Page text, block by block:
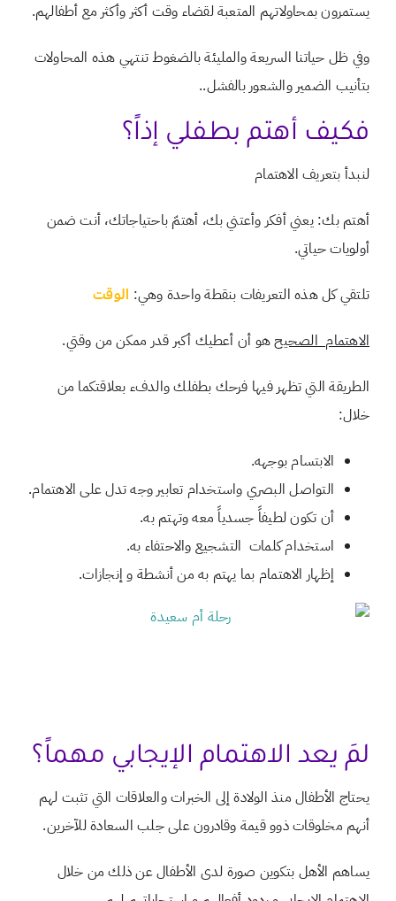
يستمرون بمحاولاتهم المتعبة لقضاء وقت أكثر وأكثر مع أطفالهم.
وفي ظل حياتنا السريعة والمليئة بالضغوط تنتهي هذه المحاولات
بتأنيب الضمير والشعور بالفشل..
فكيف أهتم بطفلي إذاً؟
لنبدأ بتعريف الاهتمام
أهتم بك: يعني أفكر وأعتني بك، أهتمّ باحتياجاتك، أنت ضمن
أولويات حياتي.
تلتقي كل هذه التعريفات بنقطة واحدة وهي: الوقت
الاهتمام الصحيحهو أن أعطيك أكبر قدر ممكن من وقتي.
الطريقة التي تظهر فيها فرحك بطفلك والدفء بعلاقتكما من
خلال:
الابتسام بوجهه.
التواصل البصري واستخدام تعابير وجه تدل على الاهتمام.
أن تكون لطيفاً جسدياً معه وتهتم به.
استخدام كلمات التشجيع والاحتفاء به.
إظهار الاهتمام بما يهتم به من أنشطة و إنجازات.
لمَ يعد الاهتمام الإيجابي مهماً؟
يحتاج الأطفال منذ الولادة إلى الخبرات والعلاقات التي تثبت لهم
أنهم مخلوقات ذوو قيمة وقادرون على جلب السعادة للآخرين.
يساهم الأهل بتكوين صورة لدى الأطفال عن ذلك من خلال